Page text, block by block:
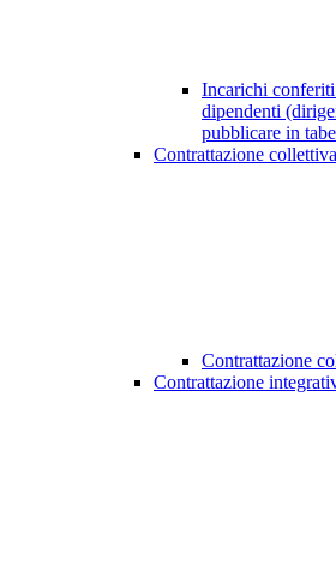
Incarichi
dipendenti
pubblicare in
Contrattazione collettiva
Contrattazione
Contrattazione